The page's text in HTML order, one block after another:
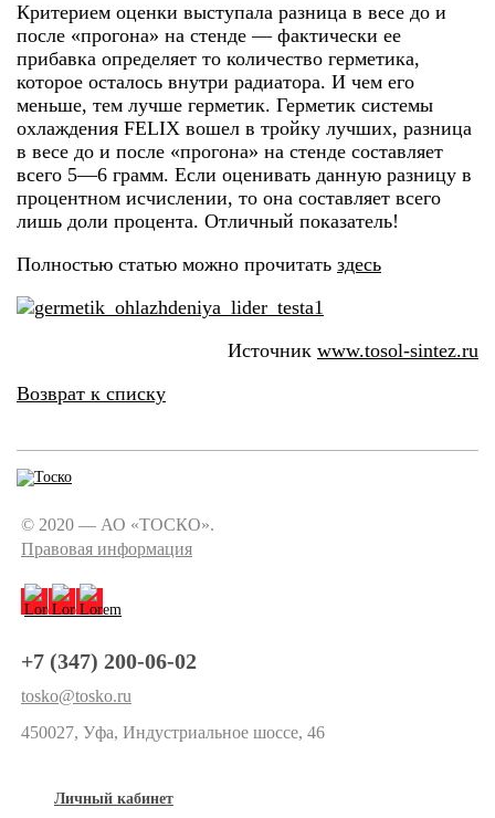
Критерием оценки выступала разница в весе до и
после «прогона» на стенде — фактически ее
прибавка определяет то количество герметика,
которое осталось внутри радиатора. И чем его
меньше, тем лучше герметик. Герметик системы
охлаждения FELIX вошел в тройку лучших, разница
в весе до и после «прогона» на стенде составляет
всего 5—6 грамм. Если оценивать данную разницу в
процентном исчислении, то она составляет всего
лишь доли процента. Отличный показатель!
Полностью статью можно прочитать здесь
Источник www.tosol-sintez.ru
Возврат к списку
© 2020 — АО «ТОСКО».
Правовая информация
+7 (347) 200-06-02
tosko@tosko.ru
450027, Уфа, Индустриальное шоссе, 46
Личный кабинет